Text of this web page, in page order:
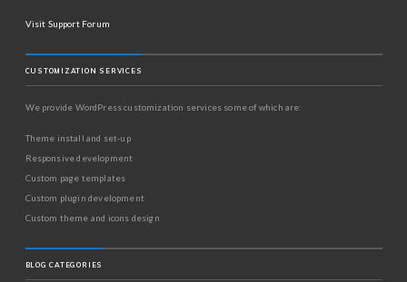
Visit Support Forum
CUSTOMIZATION SERVICES
We provide WordPress customization services some of which are:
Theme install and set-up
Responsive development
Custom page templates
Custom plugin development
Custom theme and icons design
BLOG CATEGORIES